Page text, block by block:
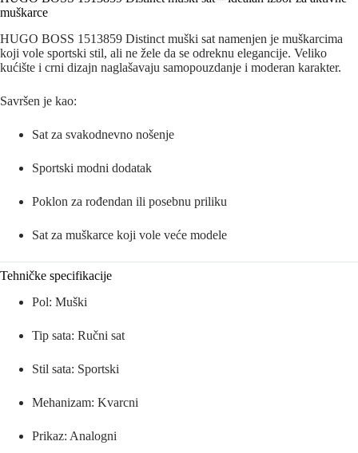
muškarce
HUGO BOSS 1513859 Distinct muški sat namenjen je muškarcima
koji vole sportski stil, ali ne žele da se odreknu elegancije. Veliko
kućište i crni dizajn naglašavaju samopouzdanje i moderan karakter.
Savršen je kao:
Sat za svakodnevno nošenje
Sportski modni dodatak
Poklon za rođendan ili posebnu priliku
Sat za muškarce koji vole veće modele
Tehničke specifikacije
Pol: Muški
Tip sata: Ručni sat
Stil sata: Sportski
Mehanizam: Kvarcni
Prikaz: Analogni